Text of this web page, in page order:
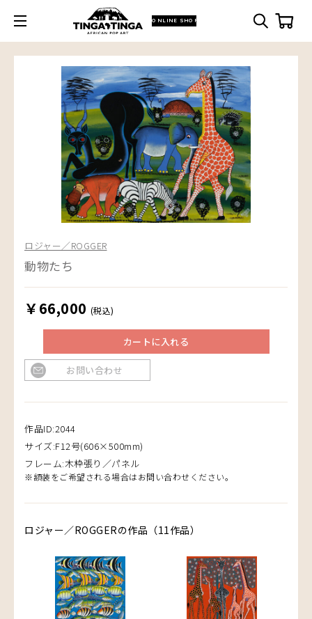
ONLINE SHOP
ロジャー／ROGGER
動物たち
￥66,000 (税込)
カートに入れる
お問い合わせ
作品ID:2044
サイズ:F12号(606×500mm)
フレーム:木枠張り／パネル
※額装をご希望される場合はお問い合わせください。
ロジャー／ROGGERの作品（11作品）